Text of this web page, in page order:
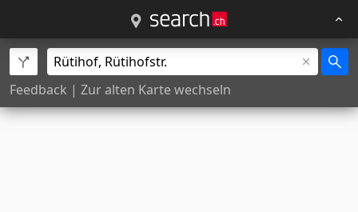
Feedback | Zur alten Karte wechseln